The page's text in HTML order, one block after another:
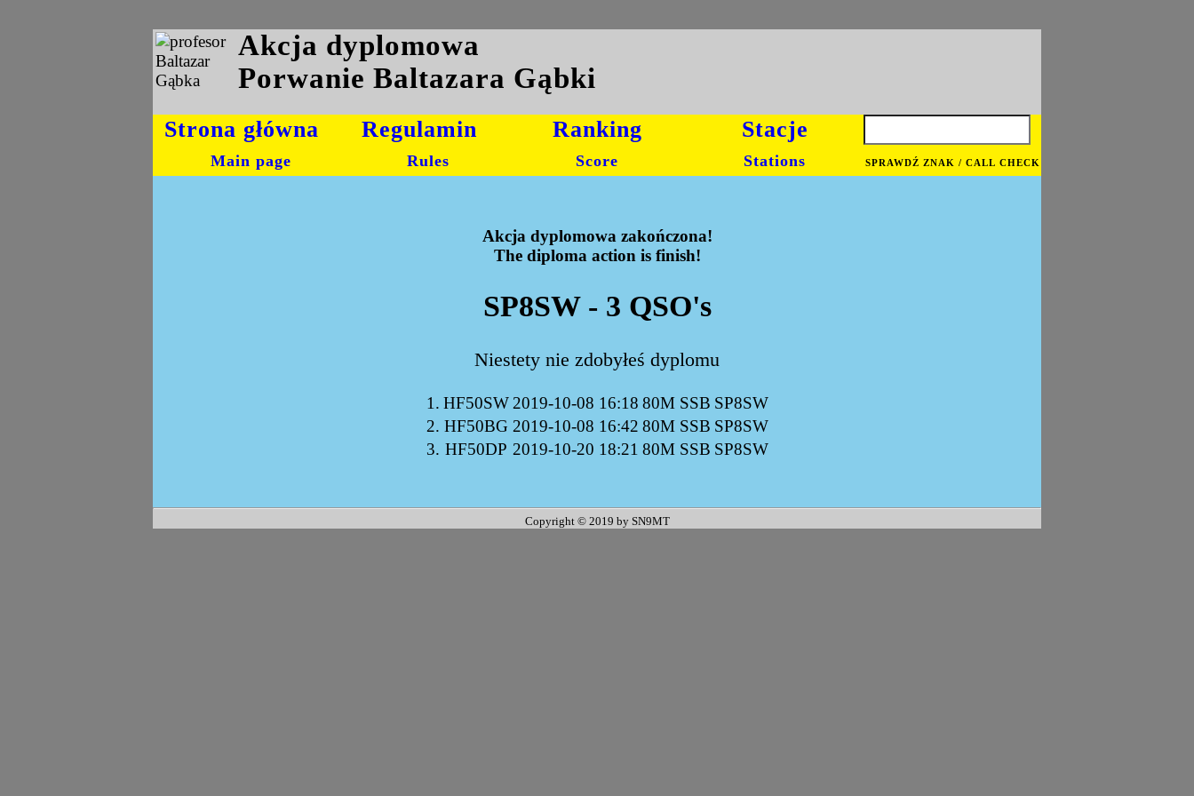
Akcja dyplomowa
Porwanie Baltazara Gąbki
Strona główna
Main page
Regulamin
Rules
Ranking
Score
Stacje
Stations SPRAWDŹ ZNAK / CALL CHECK
Akcja dyplomowa zakończona!
The diploma action is finish!
SP8SW - 3 QSO's
Niestety nie zdobyłeś dyplomu
1. HF50SW 2019-10-08 16:18 80M SSB SP8SW
2. HF50BG 2019-10-08 16:42 80M SSB SP8SW
3. HF50DP 2019-10-20 18:21 80M SSB SP8SW
Copyright © 2019 by SN9MT